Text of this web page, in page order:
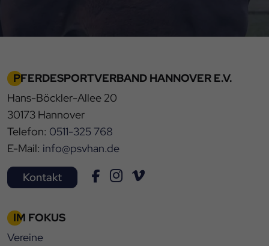
PFERDESPORTVERBAND HANNOVER E.V.
Hans-Böckler-Allee 20
30173 Hannover
Telefon: 0511-325 768
E-Mail: info@psvhan.de
Kontakt
IM FOKUS
Vereine